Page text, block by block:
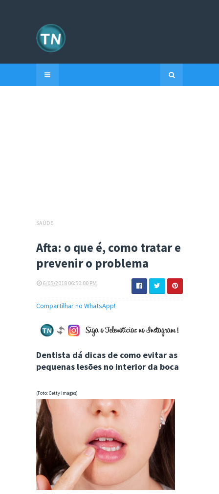
SAÚDE
Afta: o que é, como tratar e
prevenir o problema
6/05/2018 06:50:00 PM
Compartilhar no WhatsApp!
Dentista dá dicas de como evitar as
pequenas lesões no interior da boca
(Foto: Getty Images)